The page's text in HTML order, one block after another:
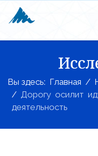
Вы здесь: Главная
Дорогу осилит
деятельность